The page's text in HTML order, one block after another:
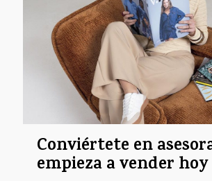
Conviértete en
empieza a vender hoy